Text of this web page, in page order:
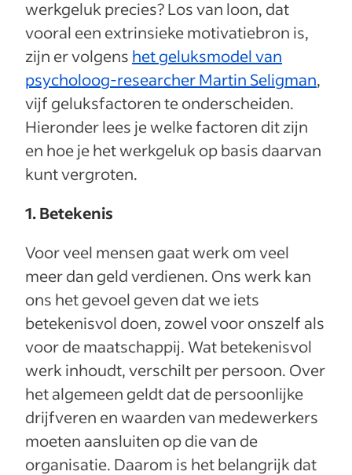
werkgeluk precies? Los van loon, dat
vooral een extrinsieke motivatiebron is,
zijn er volgens het geluksmodel van
psycholoog-researcher Martin Seligman,
vijf geluksfactoren te onderscheiden.
Hieronder lees je welke factoren dit zijn
en hoe je het werkgeluk op basis daarvan
kunt vergroten.
1. Betekenis
Voor veel mensen gaat werk om veel
meer dan geld verdienen. Ons werk kan
ons het gevoel geven dat we iets
betekenisvol doen, zowel voor onszelf als
voor de maatschappij. Wat betekenisvol
werk inhoudt, verschilt per persoon. Over
het algemeen geldt dat de persoonlijke
drijfveren en waarden van medewerkers
moeten aansluiten op die van de
organisatie. Daarom is het belangrijk dat